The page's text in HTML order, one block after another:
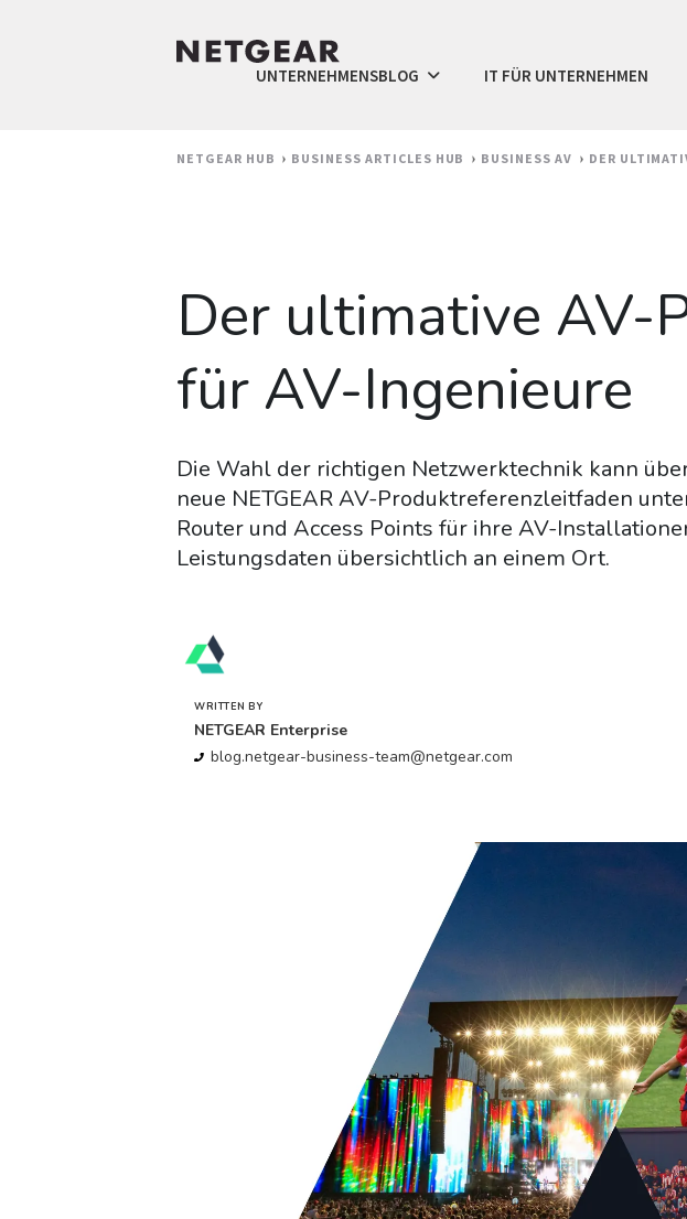
UNTERNEHMENSBLOG IT FÜR UNTERNEHMEN
NETGEAR HUB BUSINESS ARTICLES HUB BUSINESS AV DER
Der ultimative AV-
für AV-Ingenieure
Die Wahl der richtigen Netzwerktechnik kann
neue NETGEAR AV-Produktreferenzleitfaden
Router und Access Points für ihre AV-
Leistungsdaten übersichtlich an einem Ort.
WRITTEN BY
NETGEAR Enterprise
blog.netgear-business-team@netgear.com